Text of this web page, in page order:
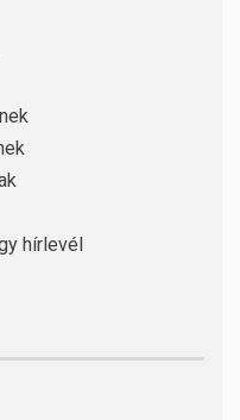
hírlevél